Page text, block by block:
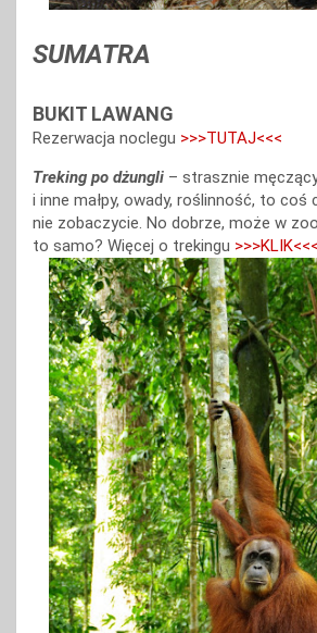
SUMATRA
BUKIT LAWANG
Rezerwacja noclegu >>>TUTAJ<<<
Treking po dżungli – strasznie
i inne małpy, owady, roślinność, to coś
nie zobaczycie. No dobrze, może w
to samo? Więcej o trekingu >>>KLIK<<<